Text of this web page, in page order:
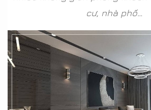
cư, nhà phố…